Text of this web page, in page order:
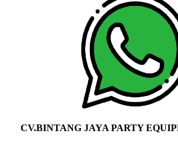
CV.BINTANG JAYA PARTY